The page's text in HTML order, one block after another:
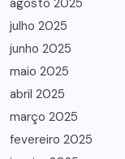
agosto 2025
julho 2025
junho 2025
maio 2025
abril 2025
março 2025
fevereiro 2025